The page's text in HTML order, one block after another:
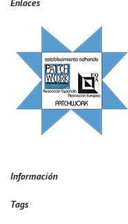
Enlaces
Información
Tags